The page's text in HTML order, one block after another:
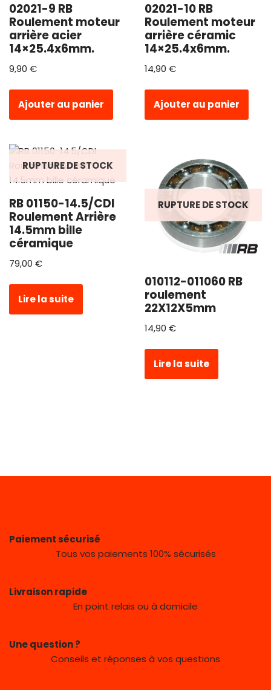
02021-9 RB
Roulement moteur
arrière acier
14×25.4x6mm.
9,90 €
Ajouter au panier
02021-10 RB
Roulement moteur
arrière céramic
14×25.4x6mm.
14,90 €
Ajouter au panier
RUPTURE DE STOCK
RB 01150-14.5/CDI
Roulement Arrière
14.5mm bille
céramique
79,00 €
Lire la suite
RUPTURE DE STOCK
010112-011060 RB
roulement
22X12X5mm
14,90 €
Lire la suite
Paiement sécurisé
Tous vos paiements 100% sécurisés
Livraison rapide
En point relais ou à domicile
Une question ?
Conseils et réponses à vos questions